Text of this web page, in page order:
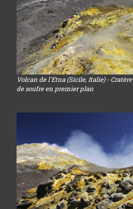
Volcan de l'Etna (Sicile, Italie) -
de soufre en premier plan